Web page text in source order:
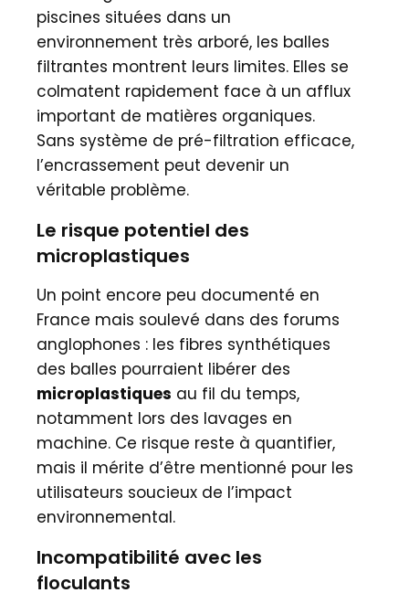
piscines situées dans un
environnement très arboré, les balles
filtrantes montrent leurs limites. Elles se
colmatent rapidement face à un afflux
important de matières organiques.
Sans système de pré-filtration efficace,
l’encrassement peut devenir un
véritable problème.
Le risque potentiel des
microplastiques
Un point encore peu documenté en
France mais soulevé dans des forums
anglophones : les fibres synthétiques
des balles pourraient libérer des
microplastiques au fil du temps,
notamment lors des lavages en
machine. Ce risque reste à quantifier,
mais il mérite d’être mentionné pour les
utilisateurs soucieux de l’impact
environnemental.
Incompatibilité avec les
floculants